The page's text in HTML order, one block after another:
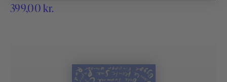
399,00 kr.